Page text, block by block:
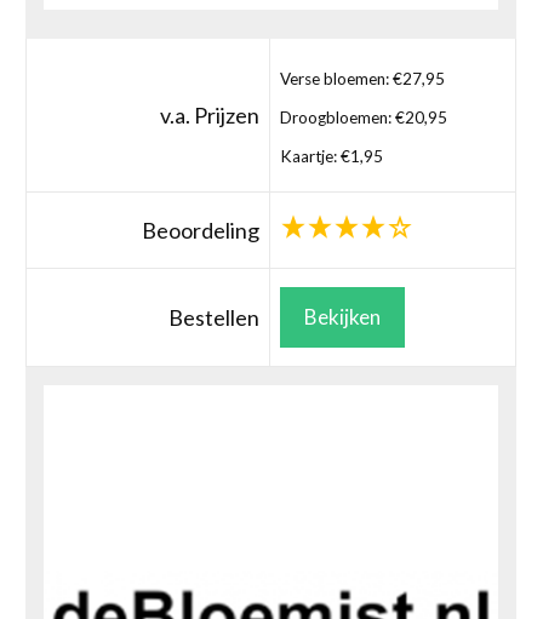
v.a. Prijzen
Verse bloemen: €27,95
Droogbloemen: €20,95
Kaartje: €1,95
Beoordeling
Bestellen Bekijken